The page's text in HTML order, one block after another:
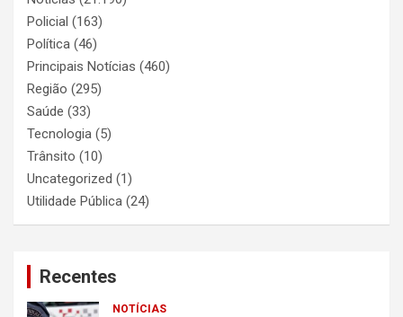
Policial (163)
Política (46)
Principais Notícias (460)
Região (295)
Saúde (33)
Tecnologia (5)
Trânsito (10)
Uncategorized (1)
Utilidade Pública (24)
Recentes
NOTÍCIAS